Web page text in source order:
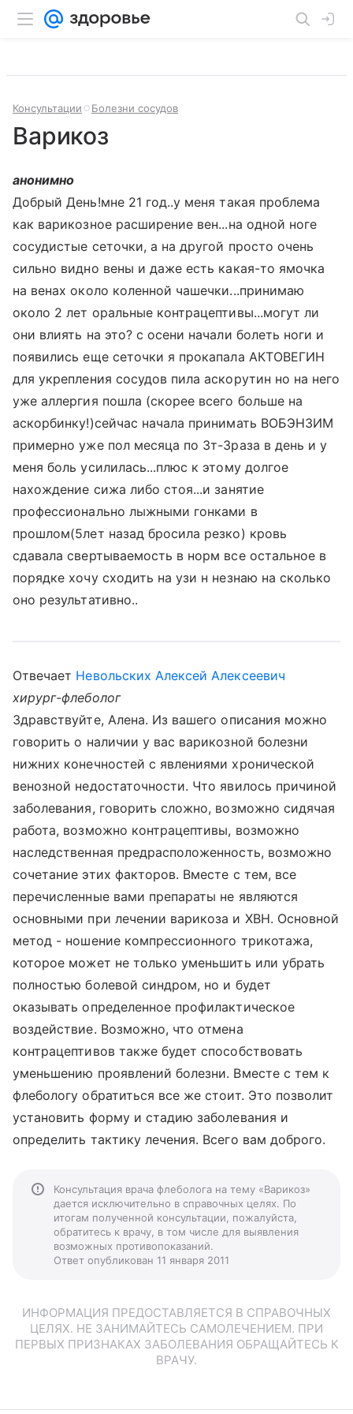
Консультации Болезни сосудов
Варикоз
анонимно
Добрый День!мне 21 год..у меня такая проблема
как варикозное расширение вен...на одной ноге
сосудистые сеточки, а на другой просто очень
сильно видно вены и даже есть какая-то ямочка
на венах около коленной чашечки...принимаю
около 2 лет оральные контрацептивы...могут ли
они влиять на это? с осени начали болеть ноги и
появились еще сеточки я прокапала АКТОВЕГИН
для укрепления сосудов пила аскорутин но на него
уже аллергия пошла (скорее всего больше на
аскорбинку!)сейчас начала принимать ВОБЭНЗИМ
примерно уже пол месяца по 3т-3раза в день и у
меня боль усилилась...плюс к этому долгое
нахождение сижа либо стоя...и занятие
профессионально лыжными гонками в
прошлом(5лет назад бросила резко) кровь
сдавала свертываемость в норм все остальное в
порядке хочу сходить на узи н незнаю на сколько
оно результативно..
Отвечает Невольских Алексей Алексеевич
хирург-флеболог
Здравствуйте, Алена. Из вашего описания можно
говорить о наличии у вас варикозной болезни
нижних конечностей с явлениями хронической
венозной недостаточности. Что явилось причиной
заболевания, говорить сложно, возможно сидячая
работа, возможно контрацептивы, возможно
наследственная предрасположенность, возможно
сочетание этих факторов. Вместе с тем, все
перечисленные вами препараты не являются
основными при лечении варикоза и ХВН. Основной
метод - ношение компрессионного трикотажа,
которое может не только уменьшить или убрать
полностью болевой синдром, но и будет
оказывать определенное профилактическое
воздействие. Возможно, что отмена
контрацептивов также будет способствовать
уменьшению проявлений болезни. Вместе с тем к
флебологу обратиться все же стоит. Это позволит
установить форму и стадию заболевания и
определить тактику лечения. Всего вам доброго.
Консультация врача флеболога на тему «Варикоз»
дается исключительно в справочных целях. По
итогам полученной консультации, пожалуйста,
обратитесь к врачу, в том числе для выявления
возможных противопоказаний.
Ответ опубликован 11 января 2011
ИНФОРМАЦИЯ ПРЕДОСТАВЛЯЕТСЯ В СПРАВОЧНЫХ
ЦЕЛЯХ. НЕ ЗАНИМАЙТЕСЬ САМОЛЕЧЕНИЕМ. ПРИ
ПЕРВЫХ ПРИЗНАКАХ ЗАБОЛЕВАНИЯ ОБРАЩАЙТЕСЬ К
ВРАЧУ.